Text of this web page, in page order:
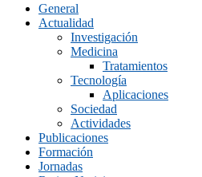
General
Actualidad
Investigación
Medicina
Tratamientos
Tecnologí­a
Aplicaciones
Sociedad
Actividades
Publicaciones
Formación
Jornadas